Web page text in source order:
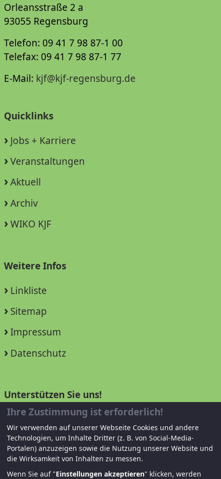
Orleansstraße 2 a
93055 Regensburg
Telefon: 09 41 7 98 87-1 00
Telefax: 09 41 7 98 87-1 77
E-Mail: kjf@kjf-regensburg.de
Quicklinks
Jobs + Karriere
Veranstaltungen
Aktuell
Archiv
WIKO KJF
Weitere Infos
Linkliste
Sitemap
Impressum
Datenschutz
Unterstützen Sie uns!
Mitglied werden
Spenden und helfen
Ihre Zustimmung ist erforderlich!
Wir verwenden auf unserer Webseite Cookies und andere
Technologien, um Inhalte Dritter (z. B. von Social-Media-
Portalen) anzuzeigen sowie die Nutzung unserer Website und
die Wirksamkeit von Inhalten zu messen.
Wenn Sie auf "Einstellungen akzeptieren" klicken, werden